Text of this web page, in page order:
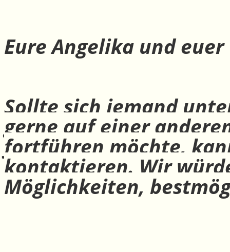
Eure Angelika und
Sollte sich jemand
gerne auf einer
fortführen möchte,
kontaktieren. Wir
Möglichkeiten,